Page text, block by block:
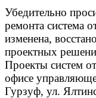
Убедительно
ремонта система
изменена,
проектных
Проекты систем
офисе
Гурзуф, ул.